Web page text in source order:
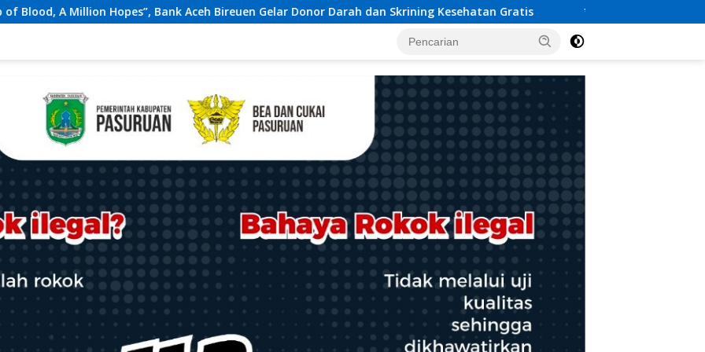
Bireuen Gelar Donor Darah dan Skrining Kesehatan Gratis *Polda Babel Tegaskan Komitmen Penegakan Hukum